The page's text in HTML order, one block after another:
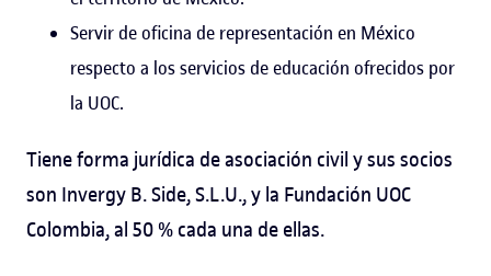
Servir de oficina de representación en México
respecto a los servicios de educación ofrecidos por
la UOC.
Tiene forma jurídica de asociación civil y sus socios
son Invergy B. Side, S.L.U., y la Fundación UOC
Colombia, al 50 % cada una de ellas.